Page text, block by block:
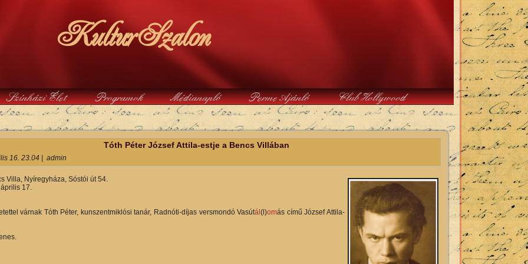
KulturSzalon
Színházi Élet Programok Médianapló Perme Ajánló Club Hollywood
Tóth Péter József Attila-estje a Bencs Villában
16. 23.04 admin
Villa, Nyíregyháza, Sóstói út 54.
17.
várnak Tóth Péter, kunszentmiklósi tanár, Radnóti-díjas versmondó Vasútál(l)omás című József Attila-